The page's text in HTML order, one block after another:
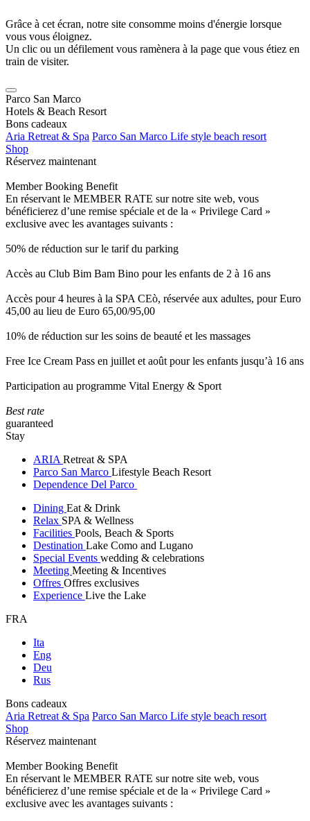
Grâce à cet écran, notre site consomme moins d'énergie lorsque
vous vous éloignez.
Un clic ou un défilement vous ramènera à la page que vous étiez en
train de visiter.
Parco San Marco
Hotels & Beach Resort
Bons cadeaux
Aria Retreat & Spa Parco San Marco Life style beach resort
Shop
Réservez maintenant
Member Booking Benefit
En réservant le MEMBER RATE sur notre site web, vous
bénéficierez d’une remise spéciale et de la « Privilege Card »
exclusive avec les avantages suivants :
50% de réduction sur le tarif du parking
Accès au Club Bim Bam Bino pour les enfants de 2 à 16 ans
Accès pour 4 heures à la SPA CEò, réservée aux adultes, pour Euro
45,00 au lieu de Euro 65,00/95,00
10% de réduction sur les soins de beauté et les massages
Free Ice Cream Pass en juillet et août pour les enfants jusqu’à 16 ans
Participation au programme Vital Energy & Sport
Best rate
guaranteed
Stay
ARIA Retreat & SPA
Parco San Marco Lifestyle Beach Resort
Dependence Del Parco
Dining Eat & Drink
Relax SPA & Wellness
Facilities Pools, Beach & Sports
Destination Lake Como and Lugano
Special Events wedding & celebrations
Meeting Meeting & Incentives
Offres Offres exclusives
Experience Live the Lake
FRA
Ita
Eng
Deu
Rus
Bons cadeaux
Aria Retreat & Spa Parco San Marco Life style beach resort
Shop
Réservez maintenant
Member Booking Benefit
En réservant le MEMBER RATE sur notre site web, vous
bénéficierez d’une remise spéciale et de la « Privilege Card »
exclusive avec les avantages suivants :